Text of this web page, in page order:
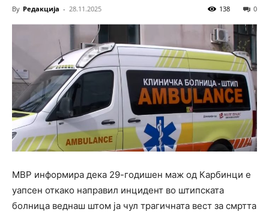
By Редакција - 28.11.2025 0
138
МВР информира дека 29-годишен маж од Карбинци е
уапсен откако направил инцидент во штипската
болница веднаш штом ја чул трагичната вест за смртта